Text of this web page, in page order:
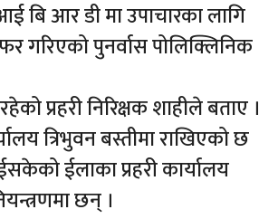
बि आर डी मा उपाचारका लागि
गरिएको पुनर्वास पोलिक्लिनिक
प्रहरी निरिक्षक शाहीले बताए ।
त्रिभुवन बस्तीमा राखिएको छ
ईलाका प्रहरी कार्यालय
छन् ।